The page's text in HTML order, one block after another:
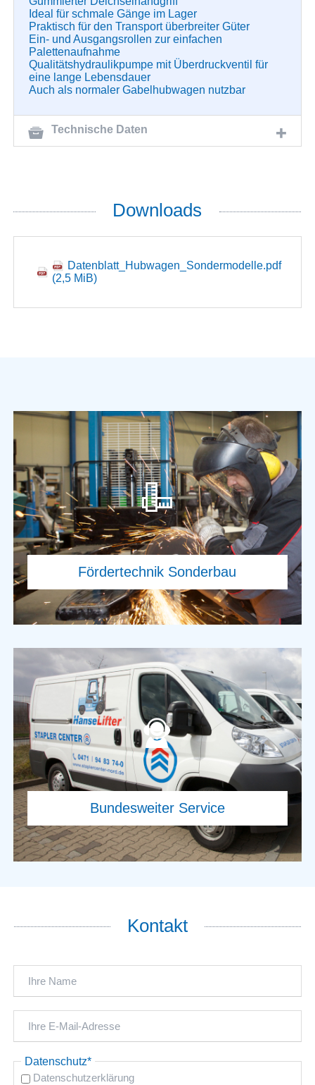
Ideal für schmale Gänge im Lager
Praktisch für den Transport überbreiter Güter
Ein- und Ausgangsrollen zur einfachen
Palettenaufnahme
Qualitätshydraulikpumpe mit Überdruckventil für
eine lange Lebensdauer
Auch als normaler Gabelhubwagen nutzbar
Technische Daten
Downloads
Datenblatt_Hubwagen_Sondermodelle.pdf
(2,5 MiB)
Kontakt
Pflichtfeld
Datenschutz*
Datenschutzerklärung